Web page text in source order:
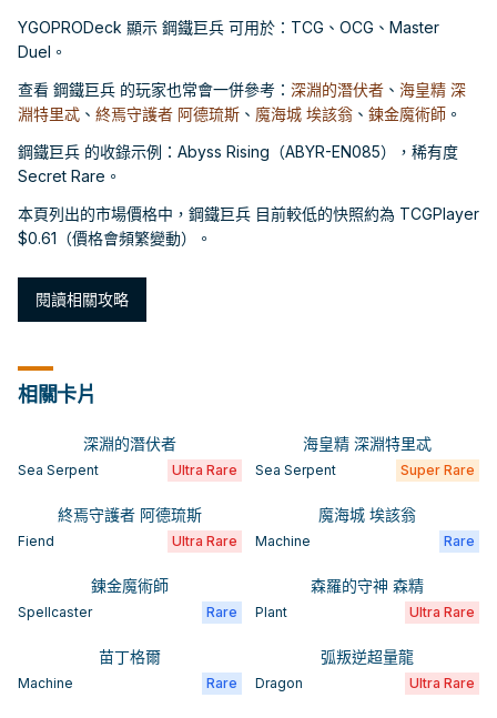
YGOPRODeck 顯示 鋼鐵巨兵 可用於：TCG、OCG、Master
Duel。
查看 鋼鐵巨兵 的玩家也常會一併參考： 深淵的潛伏者 、 海皇精 深
淵特里忒 、 終焉守護者 阿德琉斯 、 魔海城 埃該翁 、 鍊金魔術師 。
鋼鐵巨兵 的收錄示例：Abyss Rising（ABYR-EN085），稀有度
Secret Rare。
本頁列出的市場價格中，鋼鐵巨兵 目前較低的快照約為 TCGPlayer
$0.61（價格會頻繁變動）。
閱讀相關攻略
相關卡片
深淵的潛伏者
Sea Serpent Ultra Rare
海皇精 深淵特里忒
Sea Serpent Super Rare
終焉守護者 阿德琉斯
Fiend Ultra Rare
魔海城 埃該翁
Machine Rare
鍊金魔術師
Spellcaster Rare
森羅的守神 森精
Plant Ultra Rare
苗丁格爾
Machine Rare
弧叛逆超量龍
Dragon Ultra Rare